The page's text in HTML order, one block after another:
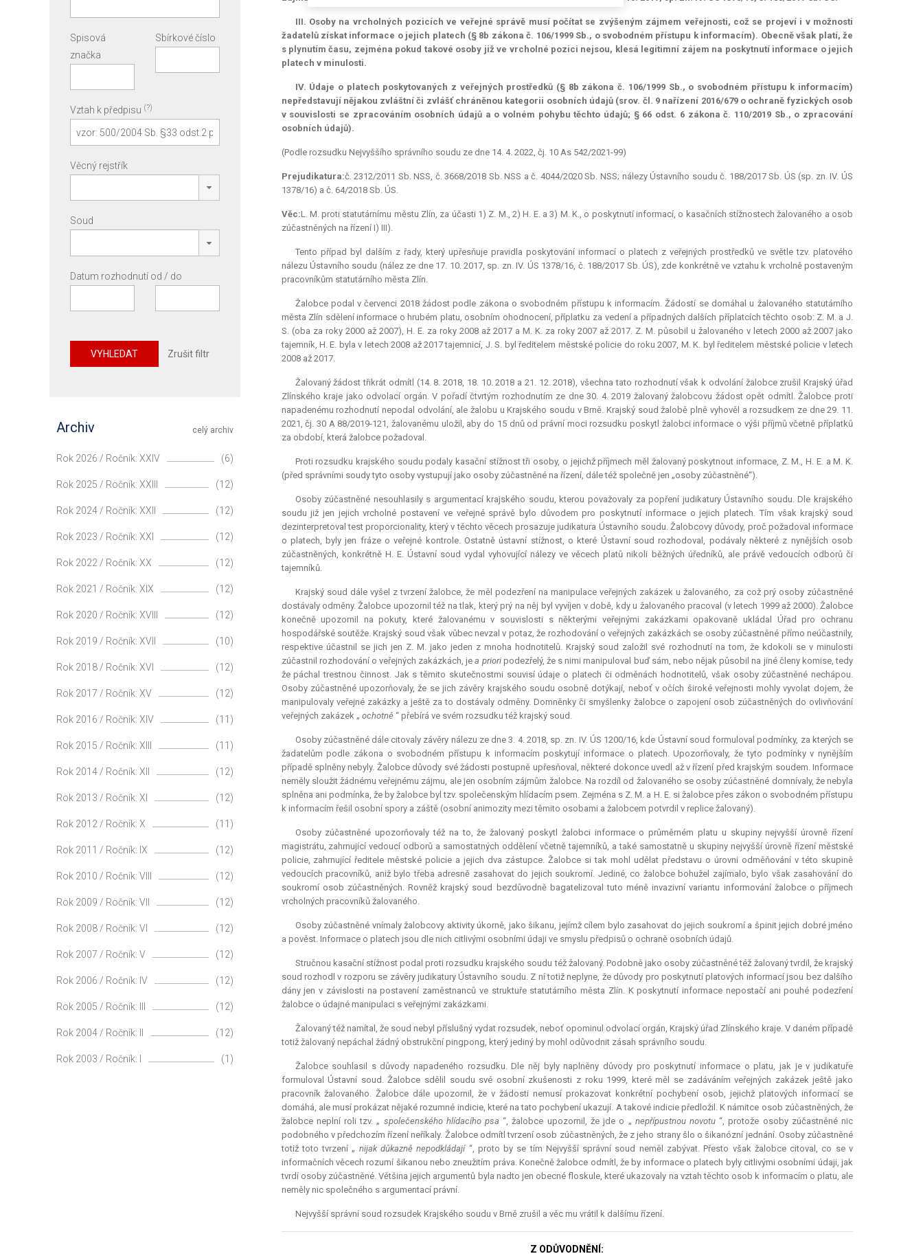
III. Osoby na vrcholných pozicích ve veřejné správě musí počítat se zvýšeným zájmem veřejnosti, což se projeví i v možnosti
žadatelů získat informace o jejich platech (§ 8b zákona č. 106/1999 Sb., o svobodném přístupu k informacím). Obecně však platí, že
s plynutím času, zejména pokud takové osoby již ve vrcholné pozici nejsou, klesá legitimní zájem na poskytnutí informace o jejich
platech v minulosti.
IV. Údaje o platech poskytovaných z veřejných prostředků (§ 8b zákona č. 106/1999 Sb., o svobodném přístupu k informacím)
nepředstavují nějakou zvláštní či zvlášť chráněnou kategorii osobních údajů (srov. čl. 9 nařízení 2016/679 o ochraně fyzických osob
v souvislosti se zpracováním osobních údajů a o volném pohybu těchto údajů; § 66 odst. 6 zákona č. 110/2019 Sb., o zpracování
osobních údajů).
(Podle rozsudku Nejvyššího správního soudu ze dne 14. 4. 2022, čj. 10 As 542/2021-99)
Prejudikatura:č. 2312/2011 Sb. NSS, č. 3668/2018 Sb. NSS a č. 4044/2020 Sb. NSS; nálezy Ústavního soudu č. 188/2017 Sb. ÚS (sp. zn. IV. ÚS
1378/16) a č. 64/2018 Sb. ÚS.
Věc:L. M. proti statutárnímu městu Zlín, za účasti 1) Z. M., 2) H. E. a 3) M. K., o poskytnutí informací, o kasačních stížnostech žalovaného a osob
zúčastněných na řízení I) III).
Tento případ byl dalším z řady, který upřesňuje pravidla poskytování informací o platech z veřejných prostředků ve světle tzv. platového
nálezu Ústavního soudu (nález ze dne 17. 10. 2017, sp. zn. IV. ÚS 1378/16, č. 188/2017 Sb. ÚS), zde konkrétně ve vztahu k vrcholně postaveným
pracovníkům statutárního města Zlín.
Žalobce podal v červenci 2018 žádost podle zákona o svobodném přístupu k informacím. Žádostí se domáhal u žalovaného statutárního
města Zlín sdělení informace o hrubém platu, osobním ohodnocení, příplatku za vedení a případných dalších příplatcích těchto osob: Z. M. a J.
S. (oba za roky 2000 až 2007), H. E. za roky 2008 až 2017 a M. K. za roky 2007 až 2017. Z. M. působil u žalovaného v letech 2000 až 2007 jako
tajemník, H. E. byla v letech 2008 až 2017 tajemnicí, J. S. byl ředitelem městské policie do roku 2007, M. K. byl ředitelem městské policie v letech
2008 až 2017.
Žalovaný žádost třikrát odmítl (14. 8. 2018, 18. 10. 2018 a 21. 12. 2018), všechna tato rozhodnutí však k odvolání žalobce zrušil Krajský úřad
Zlínského kraje jako odvolací orgán. V pořadí čtvrtým rozhodnutím ze dne 30. 4. 2019 žalovaný žalobcovu žádost opět odmítl. Žalobce proti
napadenému rozhodnutí nepodal odvolání, ale žalobu u Krajského soudu v Brně. Krajský soud žalobě plně vyhověl a rozsudkem ze dne 29. 11.
2021, čj. 30 A 88/2019-121, žalovanému uložil, aby do 15 dnů od právní moci rozsudku poskytl žalobci informace o výši příjmů včetně příplatků
za období, která žalobce požadoval.
Proti rozsudku krajského soudu podaly kasační stížnost tři osoby, o jejichž příjmech měl žalovaný poskytnout informace, Z. M., H. E. a M. K.
(před správními soudy tyto osoby vystupují jako osoby zúčastněné na řízení, dále též společně jen „osoby zúčastněné“).
Osoby zúčastněné nesouhlasily s argumentací krajského soudu, kterou považovaly za popření judikatury Ústavního soudu. Dle krajského
soudu již jen jejich vrcholné postavení ve veřejné správě bylo důvodem pro poskytnutí informace o jejich platech. Tím však krajský soud
dezinterpretoval test proporcionality, který v těchto věcech prosazujejudikatura Ústavního soudu. Žalobcovy důvody, proč požadoval informace
o platech, byly jen fráze o veřejné kontrole. Ostatně ústavní stížnost, o které Ústavní soud rozhodoval, podávaly některé z nynějších osob
zúčastněných, konkrétně H. E. Ústavní soud vydal vyhovující nálezy ve věcech platů nikoli běžných úředníků, ale právě vedoucích odborů či
tajemníků.
Krajský soud dále vyšel z tvrzení žalobce, že měl podezření na manipulace veřejných zakázek u žalovaného, za což prý osoby zúčastněné
dostávaly odměny. Žalobce upozornil též na tlak, který prý na něj byl vyvíjen v době, kdy u žalovaného pracoval (v letech 1999 až 2000). Žalobce
konečně upozornil na pokuty, které žalovanému v souvislosti s některými veřejnými zakázkami opakovaně ukládal Úřad pro ochranu
hospodářské soutěže. Krajský soud však vůbec nevzal v potaz, že rozhodování o veřejných zakázkách se osoby zúčastněné přímo neúčastnily,
respektive účastnil se jich jen Z. M. jako jeden z mnoha hodnotitelů. Krajský soud založil své rozhodnutí na tom, že kdokoli se v minulosti
zúčastnil rozhodování o veřejných zakázkách, jea prioripodezřelý, že s nimi manipuloval buď sám, nebo nějak působil na jiné členy komise, tedy
že páchal trestnou činnost. Jak s těmito skutečnostmi souvisí údaje o platech či odměnách hodnotitelů, však osoby zúčastněné nechápou.
Osoby zúčastněné upozorňovaly, že se jich závěry krajského soudu osobně dotýkají, neboť v očích široké veřejnosti mohly vyvolat dojem, že
manipulovaly veřejné zakázky a ještě za to dostávaly odměny. Domněnky či smyšlenky žalobce o zapojení osob zúčastněných do ovlivňování
veřejných zakázek „ ochotně“ přebírá ve svém rozsudku též krajský soud.
Osoby zúčastněné dále citovaly závěry nálezu ze dne 3. 4. 2018, sp. zn. IV. ÚS 1200/16, kde Ústavní soud formuloval podmínky, za kterých se
žadatelům podle zákona o svobodném přístupu k informacím poskytují informace o platech. Upozorňovaly, že tyto podmínky v nynějším
případě splněny nebyly. Žalobce důvody své žádosti postupně upřesňoval, některé dokonce uvedl až v řízení před krajským soudem. Informace
neměly sloužit žádnému veřejnému zájmu, ale jen osobním zájmům žalobce. Na rozdíl od žalovaného se osoby zúčastněné domnívaly, že nebyla
splněna ani podmínka, že by žalobce byl tzv. společenským hlídacím psem. Zejména s Z. M. a H. E. si žalobce přes zákon o svobodném přístupu
k informacím řešil osobní spory a záště (osobní animozity mezi těmito osobami a žalobcem potvrdil v replice žalovaný).
Osoby zúčastněné upozorňovaly též na to, že žalovaný poskytl žalobci informace o průměrném platu u skupiny nejvyšší úrovně řízení
magistrátu, zahrnující vedoucí odborů a samostatných oddělení včetně tajemníků, a také samostatně u skupiny nejvyšší úrovně řízení městské
policie, zahrnující ředitele městské policie a jejich dva zástupce. Žalobce si tak mohl udělat představu o úrovni odměňování v této skupině
vedoucích pracovníků, aniž bylo třeba adresně zasahovat do jejich soukromí. Jediné, co žalobce bohužel zajímalo, bylo však zasahování do
soukromí osob zúčastněných. Rovněž krajský soud bezdůvodně bagatelizoval tuto méně invazivní variantu informování žalobce o příjmech
vrcholných pracovníků žalovaného.
Osoby zúčastněné vnímaly žalobcovy aktivity úkorně, jako šikanu, jejímž cílem bylo zasahovat do jejich soukromí a špinit jejich dobré jméno
a pověst. Informace o platech jsou dle nich citlivými osobními údaji ve smyslu předpisů o ochraně osobních údajů.
Stručnou kasační stížnost podal proti rozsudku krajského soudu též žalovaný. Podobně jako osoby zúčastněné též žalovaný tvrdil, že krajský
soud rozhodl v rozporu se závěry judikatury Ústavního soudu. Z ní totiž neplyne, že důvody pro poskytnutí platových informací jsou bez dalšího
dány jen v závislosti na postavení zaměstnanců ve struktuře statutárního města Zlín. K poskytnutí informace nepostačí ani pouhé podezření
žalobce o údajné manipulaci s veřejnými zakázkami.
Žalovaný též namítal, že soud nebyl příslušný vydat rozsudek, neboť opominul odvolací orgán, Krajský úřad Zlínského kraje. V daném případě
totiž žalovaný nepáchal žádný obstrukční pingpong, který jediný by mohl odůvodnit zásah správního soudu.
Žalobce souhlasil s důvody napadeného rozsudku. Dle něj byly naplněny důvody pro poskytnutí informace o platu, jak je v judikatuře
formuloval Ústavní soud. Žalobce sdělil soudu své osobní zkušenosti z roku 1999, které měl se zadáváním veřejných zakázek ještě jako
pracovník žalovaného. Žalobce dále upozornil, že v žádosti nemusí prokazovat konkrétní pochybení osob, jejichž platových informací se
domáhá, ale musí prokázat nějaké rozumné indicie, které na tato pochybení ukazují. A takové indiciepředložil. K námitce osob zúčastněných, že
žalobce neplní roli tzv. „ společenského hlídacího psa “, žalobce upozornil, že jde o „ nepřípustnou novotu“, protože osoby zúčastněné nic
podobného v předchozím řízení neříkaly. Žalobce odmítl tvrzení osob zúčastněných, že z jeho strany šlo o šikanózní jednání. Osoby zúčastněné
totiž toto tvrzení „ nijak důkazně nepodkládají“, proto by se tím Nejvyšší správní soud neměl zabývat. Přesto však žalobce citoval, co se v
informačních věcech rozumí šikanou nebo zneužitím práva. Konečně žalobce odmítl, že by informace o platech byly citlivými osobními údaji, jak
tvrdí osoby zúčastněné. Většina jejich argumentů byla nadto jen obecné floskule, které ukazovaly na vztah těchto osob k informacím o platu, ale
neměly nic společného s argumentací právní.
Nejvyšší správní soud rozsudek Krajského soudu v Brně zrušil a věc mu vrátil k dalšímu řízení.
Z ODŮVODNĚNÍ:
Spisová
značka
Sbírkové číslo
Vztah k předpisu (?)
Věcný rejstřík
Soud
Datum rozhodnutí od / do
VYHLEDAT Zrušit filtr
celý archiv
Archiv
Rok 2026 / Ročník: XXIV (6)
Rok 2025 / Ročník: XXIII (12)
Rok 2024 / Ročník: XXII (12)
Rok 2023 / Ročník: XXI (12)
Rok 2022 / Ročník: XX (12)
Rok 2021 / Ročník: XIX (12)
Rok 2020 / Ročník: XVIII (12)
Rok 2019 / Ročník: XVII (10)
Rok 2018 / Ročník: XVI (12)
Rok 2017 / Ročník: XV (12)
Rok 2016 / Ročník: XIV (11)
Rok 2015 / Ročník: XIII (11)
Rok 2014 / Ročník: XII (12)
Rok 2013 / Ročník: XI (12)
Rok 2012 / Ročník: X (11)
Rok 2011 / Ročník: IX (12)
Rok 2010 / Ročník: VIII (12)
Rok 2009 / Ročník: VII (12)
Rok 2008 / Ročník: VI (12)
Rok 2007 / Ročník: V (12)
Rok 2006 / Ročník: IV (12)
Rok 2005 / Ročník: III (12)
Rok 2004 / Ročník: II (12)
Rok 2003 / Ročník: I (1)